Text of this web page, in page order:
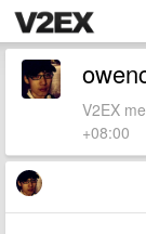
V2EX
+08:00